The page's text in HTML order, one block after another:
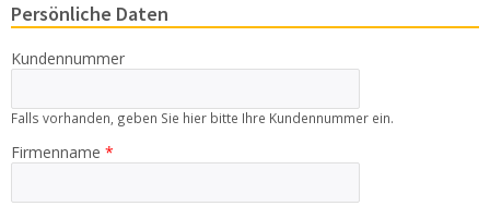
Kontakt
Persönliche Daten
Kundennummer
Falls vorhanden, geben Sie hier bitte Ihre Kundennummer ein.
Firmenname *